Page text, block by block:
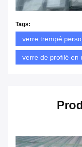
Tags:
verre trempé
verre de profilé en